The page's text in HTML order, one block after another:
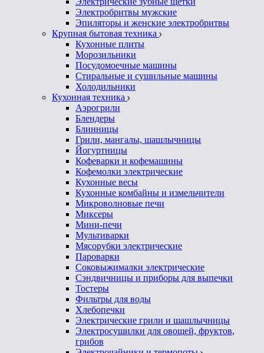
Электробритвы мужские
Эпиляторы и женские электробритвы
Крупная бытовая техника
Кухонные плиты
Морозильники
Посудомоечные машины
Стиральные и сушильные машины
Холодильники
Кухонная техника
Аэрогрили
Блендеры
Блинницы
Грили, мангалы, шашлычницы
Йогуртницы
Кофеварки и кофемашины
Кофемолки электрические
Кухонные весы
Кухонные комбайны и измельчители
Микроволновые печи
Миксеры
Мини-печи
Мультиварки
Мясорубки электрические
Пароварки
Соковыжималки электрические
Сэндвичницы и приборы для выпечки
Тостеры
Фильтры для воды
Хлебопечки
Электрические грили и шашлычницы
Электросушилки для овощей, фруктов,
грибов